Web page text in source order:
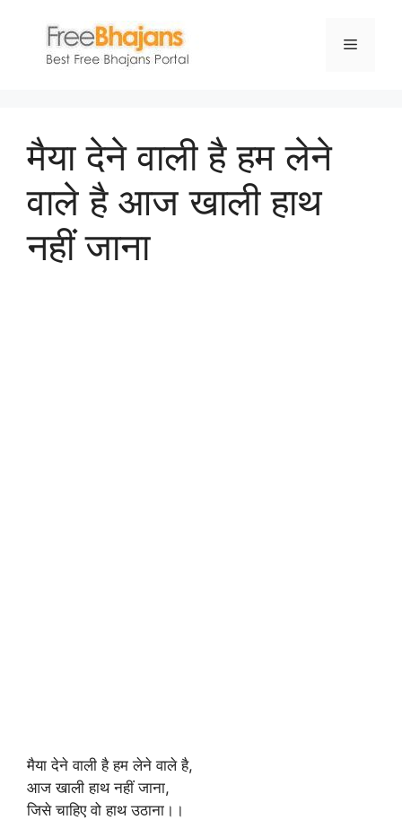
content
Menu
मैया देने वाली है हम लेने
वाले है आज खाली हाथ
नहीं जाना
मैया देने वाली है हम लेने वाले है,
आज खाली हाथ नहीं जाना,
जिसे चाहिए वो हाथ उठाना।।